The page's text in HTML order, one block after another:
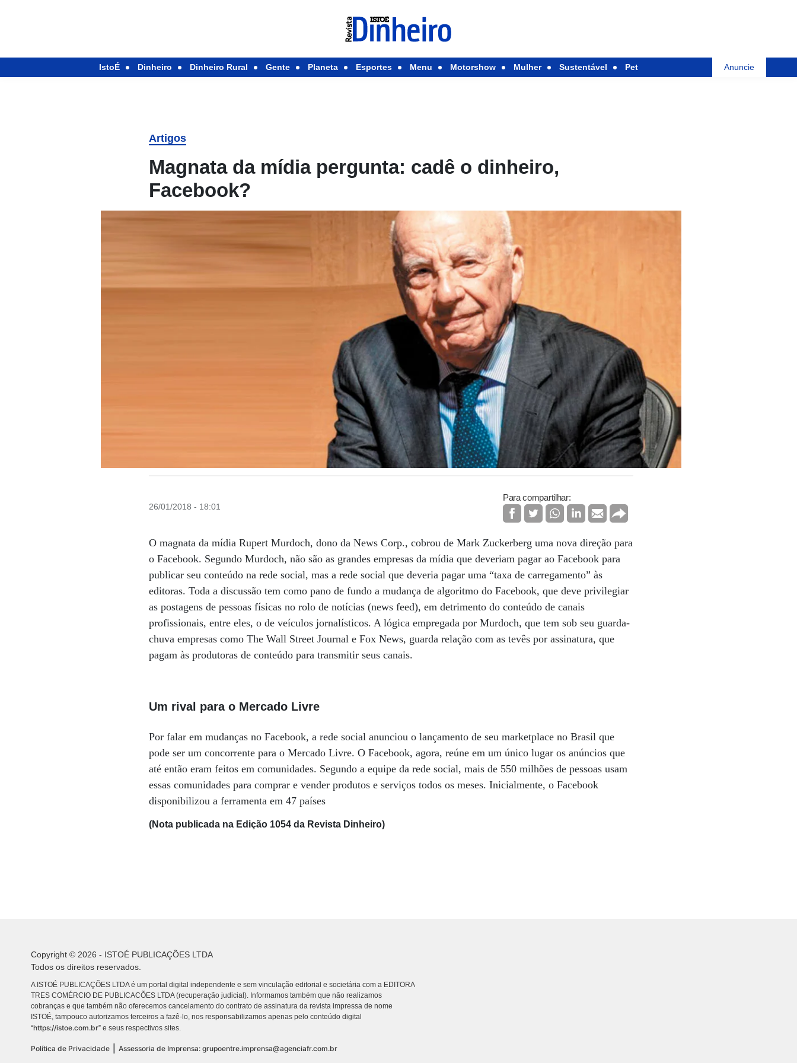
IstoÉ Dinheiro Dinheiro Rural Gente Planeta Esportes Menu Motorshow Mulher Sustentável Pet Anuncie
Artigos
Magnata da mídia pergunta: cadê o dinheiro,
Facebook?
26/01/2018 - 18:01
Para compartilhar:
O magnata da mídia Rupert Murdoch, dono da News Corp., cobrou de Mark Zuckerberg uma nova direção para
o Facebook. Segundo Murdoch, não são as grandes empresas da mídia que deveriam pagar ao Facebook para
publicar seu conteúdo na rede social, mas a rede social que deveria pagar uma “taxa de carregamento” às
editoras. Toda a discussão tem como pano de fundo a mudança de algoritmo do Facebook, que deve privilegiar
as postagens de pessoas físicas no rolo de notícias (news feed), em detrimento do conteúdo de canais
profissionais, entre eles, o de veículos jornalísticos. A lógica empregada por Murdoch, que tem sob seu guarda-
chuva empresas como The Wall Street Journal e Fox News, guarda relação com as tevês por assinatura, que
pagam às produtoras de conteúdo para transmitir seus canais.
Um rival para o Mercado Livre
Por falar em mudanças no Facebook, a rede social anunciou o lançamento de seu marketplace no Brasil que
pode ser um concorrente para o Mercado Livre. O Facebook, agora, reúne em um único lugar os anúncios que
até então eram feitos em comunidades. Segundo a equipe da rede social, mais de 550 milhões de pessoas usam
essas comunidades para comprar e vender produtos e serviços todos os meses. Inicialmente, o Facebook
disponibilizou a ferramenta em 47 países
(Nota publicada na Edição 1054 da Revista Dinheiro)
Copyright © 2026 - ISTOÉ PUBLICAÇÕES LTDA
Todos os direitos reservados.
A ISTOÉ PUBLICAÇÕES LTDA é um portal digital independente e sem vinculação editorial e societária com a EDITORA
TRES COMÉRCIO DE PUBLICACÕES LTDA (recuperação judicial). Informamos também que não realizamos
cobranças e que também não oferecemos cancelamento do contrato de assinatura da revista impressa de nome
ISTOÉ, tampouco autorizamos terceiros a fazê-lo, nos responsabilizamos apenas pelo conteúdo digital
“https://istoe.com.br” e seus respectivos sites.
Política de Privacidade Assessoria de Imprensa: grupoentre.imprensa@agenciafr.com.br